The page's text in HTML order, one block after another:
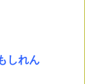
しれん